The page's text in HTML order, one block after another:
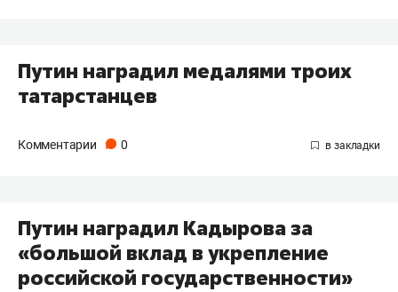
Путин наградил медалями троих
татарстанцев
Комментарии 0
Путин наградил Кадырова за
«большой вклад в укрепление
российской государственности»